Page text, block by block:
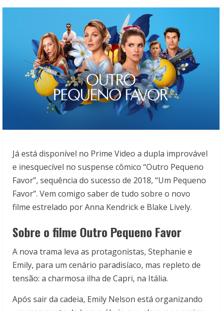
Já está disponível no Prime Video a dupla improvável
e inesquecível no suspense cômico “Outro Pequeno
Favor”, sequência do sucesso de 2018, “Um Pequeno
Favor”. Vem comigo saber de tudo sobre o novo
filme estrelado por Anna Kendrick e Blake Lively.
Sobre o filme Outro Pequeno Favor
A nova trama leva as protagonistas, Stephanie e
Emily, para um cenário paradisíaco, mas repleto de
tensão: a charmosa ilha de Capri, na Itália.
Após sair da cadeia, Emily Nelson está organizando